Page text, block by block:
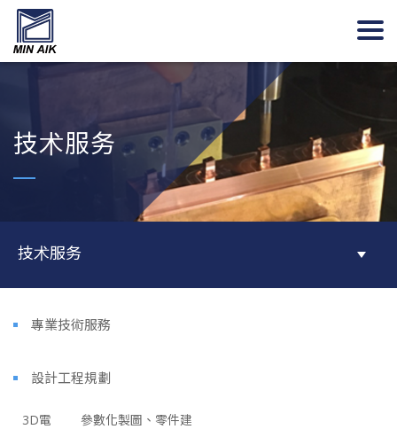
技术服务
技术服务
專業技術服務
設計工程規劃
3D電
參數化製圖、零件建